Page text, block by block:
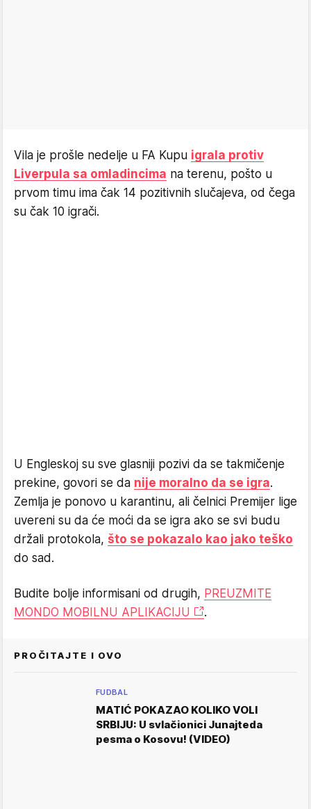
Vila je prošle nedelje u FA Kupu igrala protiv
Liverpula sa omladincima na terenu, pošto u
prvom timu ima čak 14 pozitivnih slučajeva, od čega
su čak 10 igrači.
U Engleskoj su sve glasniji pozivi da se takmičenje
prekine, govori se da nije moralno da se igra.
Zemlja je ponovo u karantinu, ali čelnici Premijer lige
uvereni su da će moći da se igra ako se svi budu
držali protokola, što se pokazalo kao jako teško
do sad.
Budite bolje informisani od drugih, PREUZMITE
MONDO MOBILNU APLIKACIJU
.
PROČITAJTE I OVO
FUDBAL
MATIĆ POKAZAO KOLIKO VOLI
SRBIJU: U svlačionici Junajteda
pesma o Kosovu! (VIDEO)